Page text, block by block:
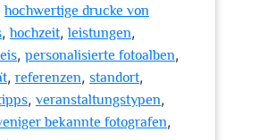
hochwertige drucke von
,hochzeit,leistungen,
, personalisierte fotoalben,
, referenzen, standort,
, veranstaltungstypen,
bekannte fotografen,